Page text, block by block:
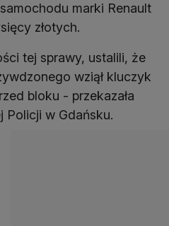
marki Renault
złotych.
tej sprawy, ustalili, że
wziął kluczyk
bloku - przekazała
Policji w Gdańsku.